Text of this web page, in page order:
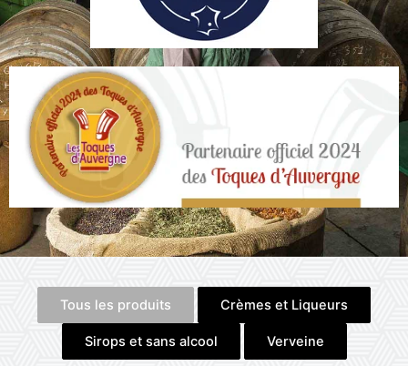
Tous les produits Crèmes et Liqueurs
Sirops et sans alcool Verveine